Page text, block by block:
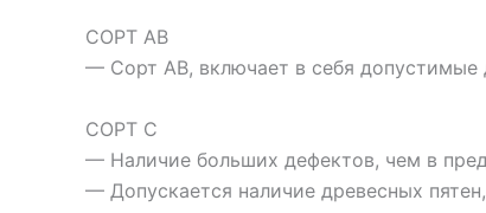
СОРТ АВ
— Сорт АВ, включает в себя допустимые
СОРТ С
— Наличие больших дефектов, чем в
— Допускается наличие древесных